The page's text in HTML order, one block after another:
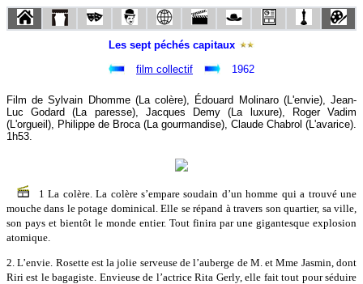
Les sept péchés capitaux
film collectif
1962
Film de Sylvain Dhomme (La colère), Édouard Molinaro (L'envie), Jean-
Luc Godard (La paresse), Jacques Demy (La luxure), Roger Vadim
(L'orgueil), Philippe de Broca (La gourmandise), Claude Chabrol (L'avarice).
1h53.
1 La colère. La colère s’empare soudain d’un homme qui a trouvé une
mouche dans le potage dominical. Elle se répand à travers son quartier, sa ville,
son pays et bientôt le monde entier. Tout finira par une gigantesque explosion
atomique.
2. L’envie. Rosette est la jolie serveuse de l’auberge de M. et Mme Jasmin, dont
Riri est le bagagiste. Envieuse de l’actrice Rita Gerly, elle fait tout pour séduire